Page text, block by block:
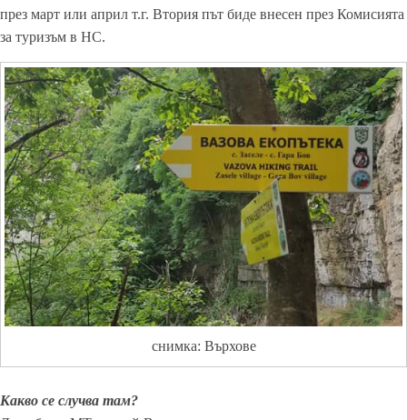
през март или април т.г. Втория път биде внесен през Комисията
за туризъм в НС.
снимка: Върхове
Какво се случва там?